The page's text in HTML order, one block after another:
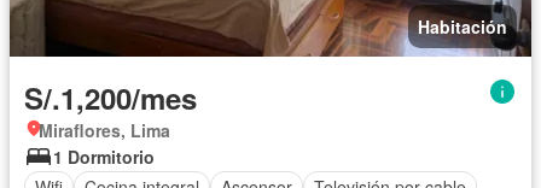
Habitación
S/.1,200/mes
Miraflores, Lima
1 Dormitorio